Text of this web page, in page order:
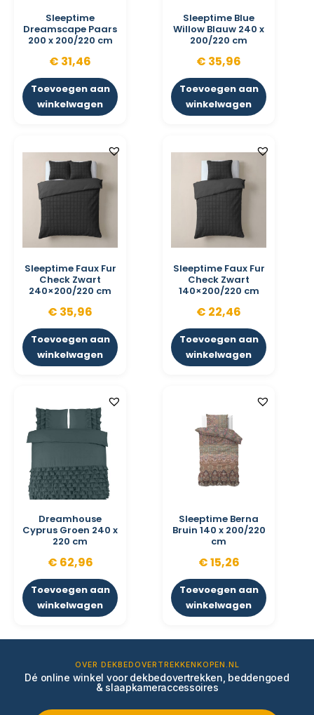
Sleeptime
Dreamscape Paars
200 x 200/220 cm
€ 31,46
Toevoegen aan
winkelwagen
Sleeptime Blue
Willow Blauw 240 x
200/220 cm
€ 35,96
Toevoegen aan
winkelwagen
Sleeptime Faux Fur
Check Zwart
240×200/220 cm
€ 35,96
Toevoegen aan
winkelwagen
Sleeptime Faux Fur
Check Zwart
140×200/220 cm
€ 22,46
Toevoegen aan
winkelwagen
Dreamhouse
Cyprus Groen 240 x
220 cm
€ 62,96
Toevoegen aan
winkelwagen
Sleeptime Berna
Bruin 140 x 200/220
cm
€15,26
Toevoegen aan
winkelwagen
OVER DEKBEDOVERTREKKENKOPEN.NL
Dé online winkel voor dekbedovertrekken, beddengoed
& slaapkameraccessoires